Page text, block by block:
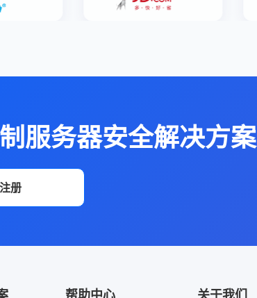
服务器安全解决方案
册